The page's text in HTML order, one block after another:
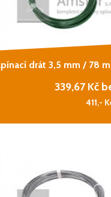
drát 3,5 mm / 78
339,67 Kč
411,-